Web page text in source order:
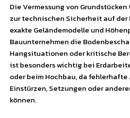
Die Vermessung von
zur technischen Sicherheit auf der
exakte Geländemodelle und
Bauunternehmen die
Hangsituationen oder kritische
ist besonders wichtig bei
oder beim Hochbau, da fehlerhafte
Einstürzen, Setzungen oder
können.